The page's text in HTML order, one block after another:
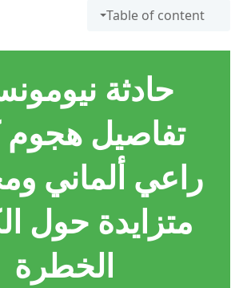
Table of content
حادثة
تفاصيل
راعي ألماني
متزايدة حول
الخطرة